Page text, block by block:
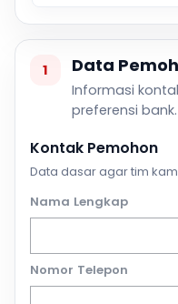
1 Data
Informasi
preferensi bank.
Kontak Pemohon
Data dasar agar tim
Nama Lengkap
Nomor Telepon